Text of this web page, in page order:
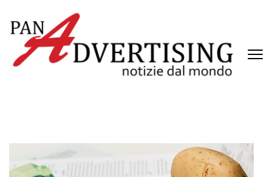
contenuto
(premi
invio)